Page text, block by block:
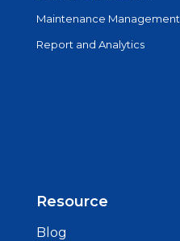
Maintenance Management
Report and Analytics
Resource
Blog